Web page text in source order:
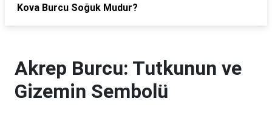
Kova Burcu Soğuk Mudur?
Akrep Burcu: Tutkunun ve
Gizemin Sembolü